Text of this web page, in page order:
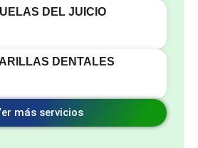
DEL JUICIO
DENTALES
más servicios